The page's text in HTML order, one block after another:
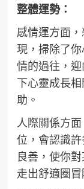
整體運勢：
感情運方面
現，掃除了
情的過往，
下心靈成長
助。
人際關係方
位，會認識
良善，使你
走出舒適圈